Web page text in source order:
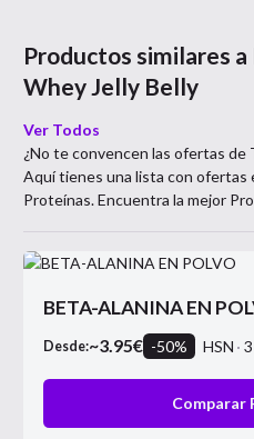
Productos similares a
Whey Jelly Belly
Ver Todos
¿No te convencen las ofertas de
Aquí tienes una lista con
Proteínas. Encuentra la mejor
BETA-ALANINA EN
Desde:~3.95€ -50% HSN 3
Comparar